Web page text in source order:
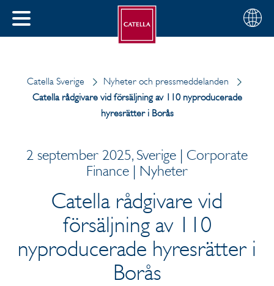
STÄNG
Välj
din
Svenska
Catella Sverige
Nyheter och pressmeddelanden
Catella rådgivare vid försäljning av 110 nyproducerade
hyresrätter i Borås
2 september 2025, Sverige | Corporate
Finance | Nyheter
Catella rådgivare vid
försäljning av 110
nyproducerade hyresrätter i
Borås